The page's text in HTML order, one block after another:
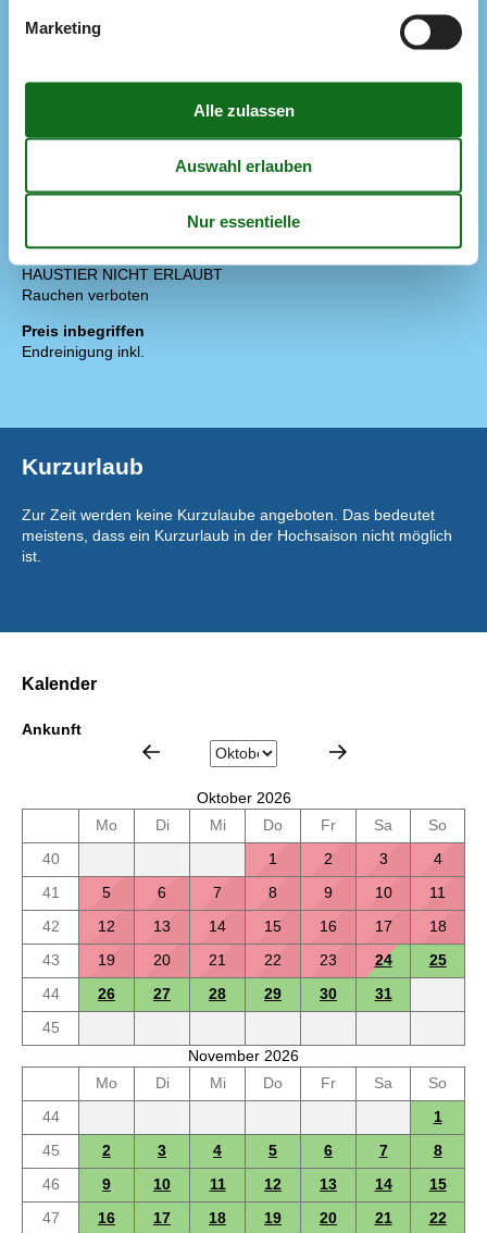
Gartenmöbel
Liegestühle
Terrasse
Stockbett
70x200
Aufladung von Elektroautos nicht erlaubt
HAUSTIER NICHT ERLAUBT
Rauchen verboten
Preis inbegriffen
Endreinigung inkl.
Kurzurlaub
Zur Zeit werden keine Kurzulaube angeboten. Das bedeutet
meistens, dass ein Kurzurlaub in der Hochsaison nicht möglich
ist.
Kalender
Ankunft
Oktober 2026
Mo
Di Mi Do Fr Sa
So
40
1 2 3
4
41
5 6 7 8 9 10
11
42
12 13 14 15 16 17
18
43
19 20 21 22 23 24
25
44
26 27 28 29 30
31
45
November 2026
Mo
Di Mi Do Fr Sa
So
44
1
45
2 3 4 5 6 7
8
46
9 10 11 12 13 14
15
47
16 17 18 19 20 21
22
Marketing